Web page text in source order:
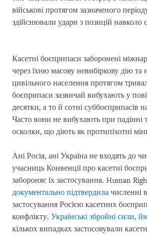
військові протягом зазначеного
здійснювали удари з позицій навколо
Касетні боєприпаси заборонені
через їхню масову невибіркову дію та
цивільного населення протягом
боєприпаси зазвичай вибухають у
десятки, а то й сотні суббоєприпасів
Часто вони не вибухають при падінні
осколки, що діють як протипіхотні
Ані Росія, ані Україна не входять до
учасниць Конвенції про касетні
забороняє їх застосування. Human
документально підтвердила численні
застосування Росією касетних
конфлікту. Українські збройні сили,
кількох випадках застосовували